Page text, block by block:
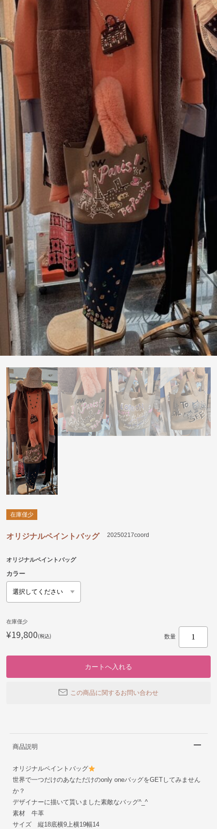
在庫僅少
オリジナルペイントバッグ 20250217coord
オリジナルペイントバッグ
カラー
在庫僅少
¥19,800(税込) 数量
この商品に関するお問い合わせ
商品説明
オリジナルペイントバッグ
世界で一つだけのあなただけのonly oneバッグをGETしてみません
か？
デザイナーに描いて貰いました素敵なバッグ^_^
素材 牛革
サイズ 縦18底横9上横19幅14